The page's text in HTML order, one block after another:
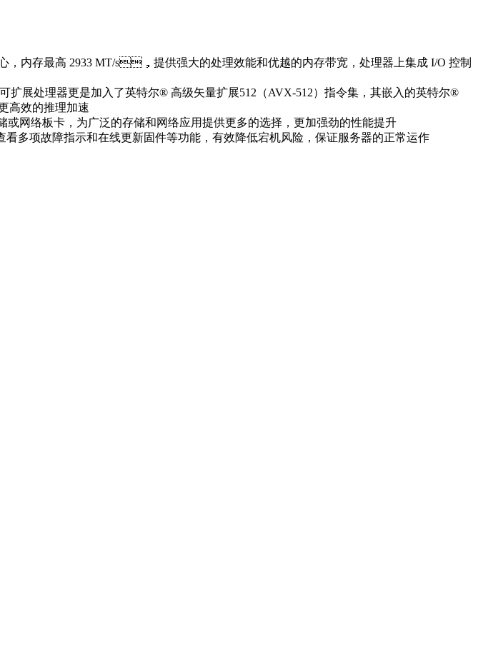
，内存最高 2933 MT/s，提供强大的处理效能和优越的内存带宽，处理器上集成 I/O 控制
展处理器更是加入了英特尔® 高级矢量扩展512（AVX-512）指令集，其嵌入的英特尔®
更高效的推理加速
网络板卡，为广泛的存储和网络应用提供更多的选择，更加强劲的性能提升
看多项故障指示和在线更新固件等功能，有效降低宕机风险，保证服务器的正常运作